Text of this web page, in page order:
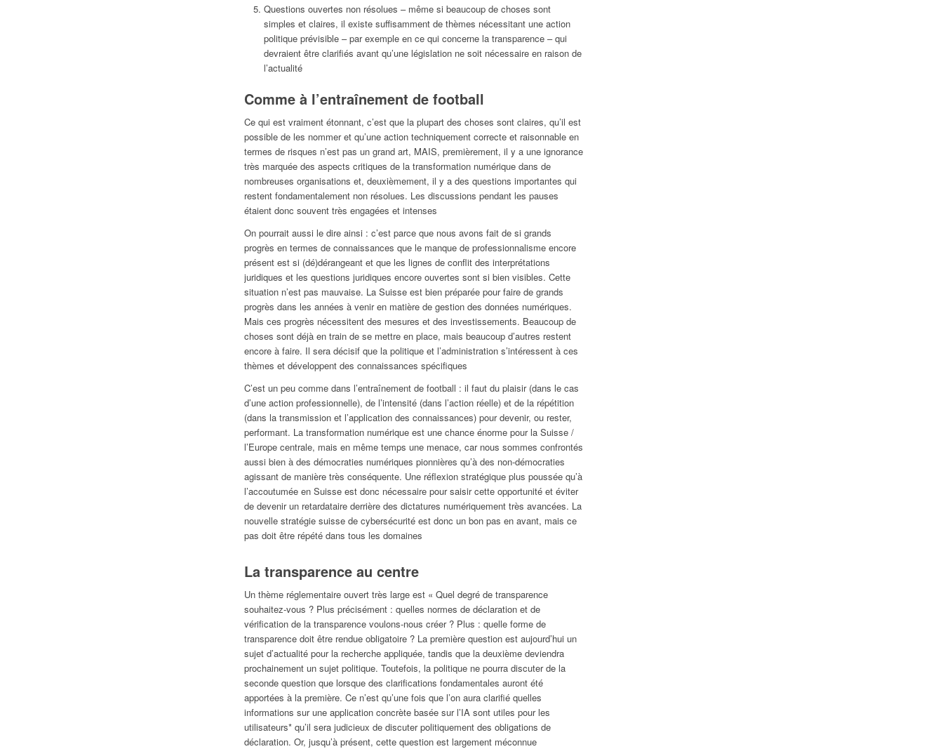
Questions ouvertes non résolues – même si beaucoup de choses sont
simples et claires, il existe suffisamment de thèmes nécessitant une action
politique prévisible – par exemple en ce qui concerne la transparence – qui
devraient être clarifiés avant qu’une législation ne soit nécessaire en raison de
l’actualité
Comme à l’entraînement de football
Ce qui est vraiment étonnant, c’est que la plupart des choses sont claires, qu’il est
possible de les nommer et qu’une action techniquement correcte et raisonnable en
termes de risques n’est pas un grand art, MAIS, premièrement, il y a une ignorance
très marquée des aspects critiques de la transformation numérique dans de
nombreuses organisations et, deuxièmement, il y a des questions importantes qui
restent fondamentalement non résolues. Les discussions pendant les pauses
étaient donc souvent très engagées et intenses
On pourrait aussi le dire ainsi : c’est parce que nous avons fait de si grands
progrès en termes de connaissances que le manque de professionnalisme encore
présent est si (dé)dérangeant et que les lignes de conflit des interprétations
juridiques et les questions juridiques encore ouvertes sont si bien visibles. Cette
situation n’est pas mauvaise. La Suisse est bien préparée pour faire de grands
progrès dans les années à venir en matière de gestion des données numériques.
Mais ces progrès nécessitent des mesures et des investissements. Beaucoup de
choses sont déjà en train de se mettre en place, mais beaucoup d’autres restent
encore à faire. Il sera décisif que la politique et l’administration s’intéressent à ces
thèmes et développent des connaissances spécifiques
C’est un peu comme dans l’entraînement de football : il faut du plaisir (dans le cas
d’une action professionnelle), de l’intensité (dans l’action réelle) et de la répétition
(dans la transmission et l’application des connaissances) pour devenir, ou rester,
performant. La transformation numérique est une chance énorme pour la Suisse /
l’Europe centrale, mais en même temps une menace, car nous sommes confrontés
aussi bien à des démocraties numériques pionnières qu’à des non-démocraties
agissant de manière très conséquente. Une réflexion stratégique plus poussée qu’à
l’accoutumée en Suisse est donc nécessaire pour saisir cette opportunité et éviter
de devenir un retardataire derrière des dictatures numériquement très avancées. La
nouvelle stratégie suisse de cybersécurité est donc un bon pas en avant, mais ce
pas doit être répété dans tous les domaines
La transparence au centre
Un thème réglementaire ouvert très large est « Quel degré de transparence
souhaitez-vous ? Plus précisément : quelles normes de déclaration et de
vérification de la transparence voulons-nous créer ? Plus : quelle forme de
transparence doit être rendue obligatoire ? La première question est aujourd’hui un
sujet d’actualité pour la recherche appliquée, tandis que la deuxième deviendra
prochainement un sujet politique. Toutefois, la politique ne pourra discuter de la
seconde question que lorsque des clarifications fondamentales auront été
apportées à la première. Ce n’est qu’une fois que l’on aura clarifié quelles
informations sur une application concrète basée sur l’IA sont utiles pour les
utilisateurs* qu’il sera judicieux de discuter politiquement des obligations de
déclaration. Or, jusqu’à présent, cette question est largement méconnue